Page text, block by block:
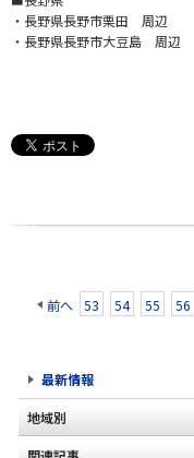
・長野県長野市栗田 周辺
・長野県長野市大豆島 周辺
前へ 53 54 55 56
最新情報
地域別